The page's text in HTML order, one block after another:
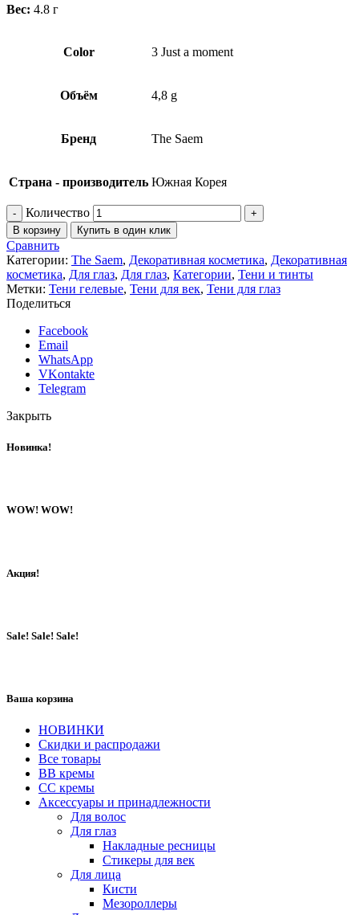
Вес: 4.8 г
Color 3 Just a moment
Объём 4,8 g
Бренд The Saem
Страна - производитель Южная Корея
Количество
В корзину Купить в один клик
Сравнить
Категории: The Saem, Декоративная косметика, Декоративная
косметика, Для глаз, Для глаз, Категории, Тени и тинты
Метки: Тени гелевые, Тени для век, Тени для глаз
Поделиться
Facebook
Email
WhatsApp
VKontakte
Telegram
Закрыть
Новинка!
WOW! WOW!
Акция!
Sale! Sale! Sale!
Ваша корзина
НОВИНКИ
Скидки и распродажи
Все товары
BB кремы
CC кремы
Аксессуары и принадлежности
Для волос
Для глаз
Накладные ресницы
Стикеры для век
Для лица
Кисти
Мезороллеры